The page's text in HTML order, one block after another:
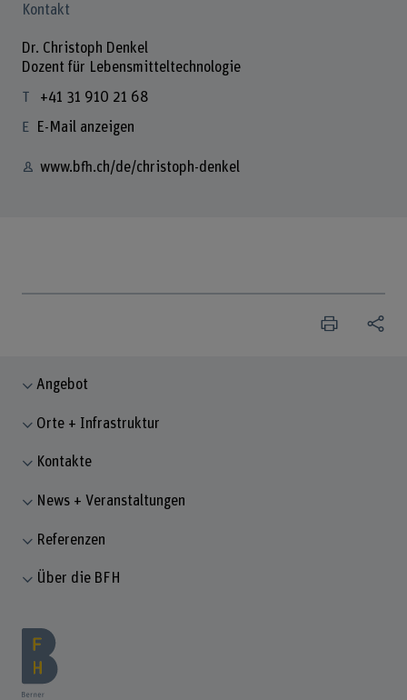
Kontakt
Dr. Christoph Denkel
Dozent für Lebensmitteltechnologie
+41 31 910 21 68
E-Mail anzeigen
www.bfh.ch/de/christoph-denkel
Angebot
Orte + Infrastruktur
Kontakte
News + Veranstaltungen
Referenzen
Über die BFH